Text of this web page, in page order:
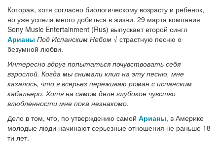
Которая, хотя согласно биологическому возрасту и ребенок,
но уже успела много добиться в жизни. 29 марта компания
Sony Music Entertainment (Rus) выпускает второй сингл
Арианы Под Испанским Небом √ страстную песню о
безумной любви.
Интересно вдруг попытаться почувствовать себя
взрослой. Когда мы снимали клип на эту песню, мне
казалось, что я всерьез переживаю роман с испанским
кабальеро. Хотя на самом деле глубокое чувство
влюбленности мне пока незнакомо.
Дело в том, что, по утверждению самой Арианы, в Америке
молодые люди начинают серьезные отношения не раньше 18-
ти лет.